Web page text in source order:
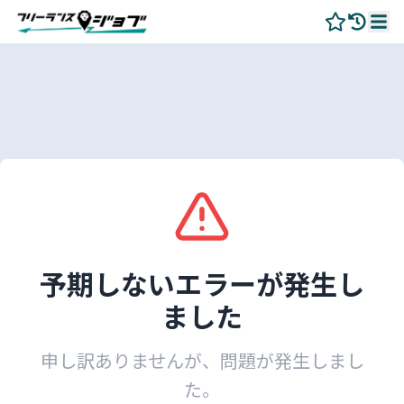
予期しないエラーが発生し
ました
申し訳ありませんが、問題が発生しまし
た。